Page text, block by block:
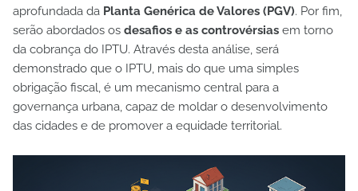
aprofundada da Planta Genérica de Valores (PGV). Por fim,
serão abordados os desafios e as controvérsias em torno
da cobrança do IPTU. Através desta análise, será
demonstrado que o IPTU, mais do que uma simples
obrigação fiscal, é um mecanismo central para a
governança urbana, capaz de moldar o desenvolvimento
das cidades e de promover a equidade territorial.